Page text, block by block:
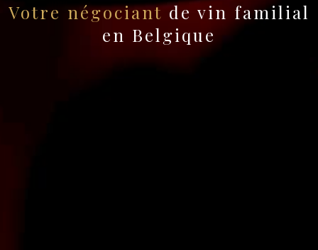
Votre négociantde vin familial
en Belgique